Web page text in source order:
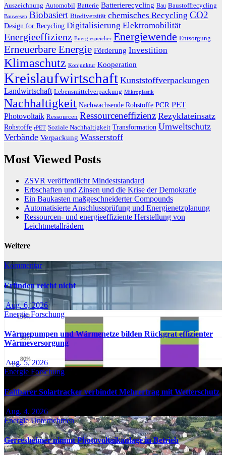
Auszeichnung Automobil Batterie Batterierecycling Bau Baustoffrecycling
Bauwesen Biobasiert Biodiversität chemisches Recycling CO2
Design for Recycling Digitalisierung Elektromobilität
Energieeffizienz Energiespeicher Energiewende Entsorgung
Erneuerbare Energie Förderung Investition
Klimaschutz Konjunktur Kooperation
Kreislaufwirtschaft Kunststoffverpackungen
Landwirtschaft Lebensmittelverpackung Mikroplastik
Nachhaltigkeit Nachwachsende Rohstoffe PCR PET
Photovoltaik Ressourcen Ressourceneffizienz Rezyklateinsatz
Rohstoffe rPET Soziale Nachhaltigkeit Transformation Umweltschutz
Verbände Verpackung Wasserstoff
Most Viewed Posts
ZSVR veröffentlicht Mindeststandard
Erbschaften und Zinsen und die Krise der Demokratie
Ein Baukasten maßgeschneiderter Compounds
Automatisierte Anschlussprüfung und Energienetzplanung
Ressourcen- und energieeffiziente Herstellung von
Leichtmetallrädern
Weitere
Kommentar
Erfinden reicht nicht
Aug. 6, 2026
EnergieForschung
Wärmepumpen und Wärmenetze bilden Rückgrat effizienter
Wärmeversorgung
Aug. 5, 2026
Energie Forschung
Faltbarer Solartracker verbindet Mehrertrag mit Wetterschutz
Aug. 4, 2026
EnergieUnternehmen
Gerresheimer nimmt Photovoltaikanlage in Betrieb